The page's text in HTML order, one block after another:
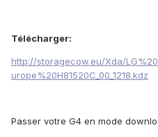
Télécharger:
http://storagecow.eu/Xda/
urope%20H81520C_00_1218.kdz
Passer votre G4 en mode